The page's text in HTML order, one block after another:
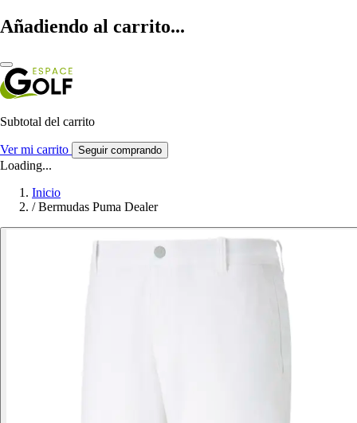
Añadiendo al carrito...
Subtotal del carrito
Ver mi carrito Seguir comprando
Loading...
Inicio
/ Bermudas Puma Dealer